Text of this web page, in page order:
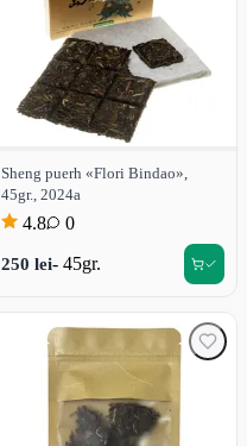
Sheng puerh «Flori Bindao»,
45gr., 2024a
4.8 0
250 lei- 45gr.